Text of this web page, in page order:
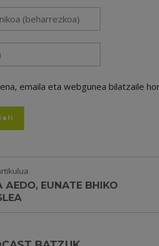
emaila eta webgunea bilatzaile
AEDO, EUNATE BHIKO